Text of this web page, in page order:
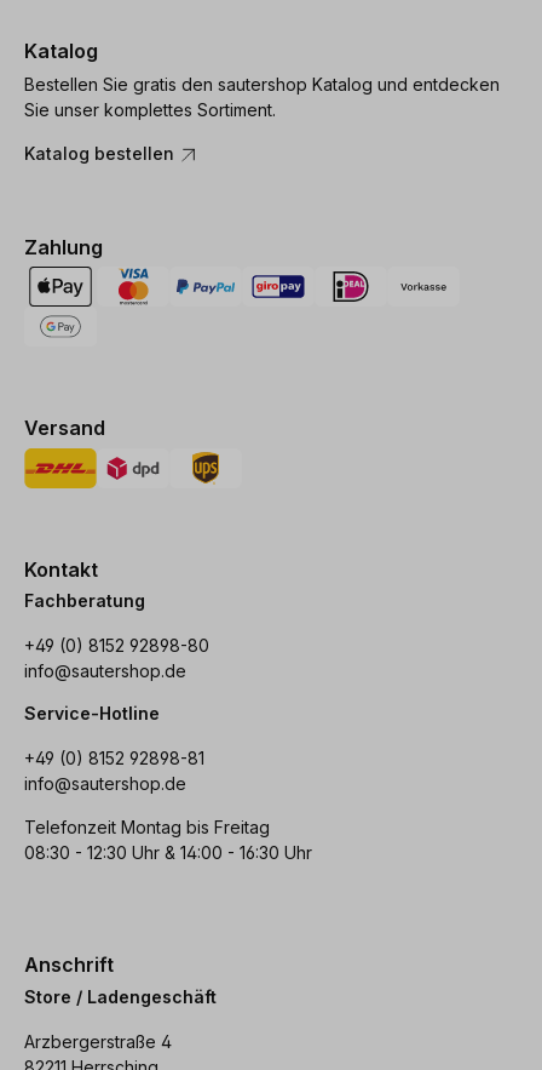
Katalog
Bestellen Sie gratis den sautershop Katalog und entdecken
Sie unser komplettes Sortiment.
Katalog bestellen
Zahlung
Versand
Kontakt
Fachberatung
+49 (0) 8152 92898-80
info@sautershop.de
Service-Hotline
+49 (0) 8152 92898-81
info@sautershop.de
Telefonzeit Montag bis Freitag
08:30 - 12:30 Uhr & 14:00 - 16:30 Uhr
Anschrift
Store / Ladengeschäft
Arzbergerstraße 4